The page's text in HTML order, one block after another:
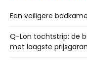
Een veiligere
Q-Lon tochtstrip: de
met laagste